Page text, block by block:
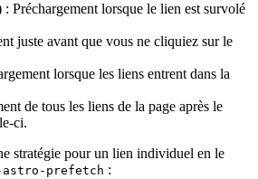
: Préchargement lorsque le lien est survolé
juste avant que vous ne cliquiez sur le
lorsque les liens entrent dans la
de tous les liens de la page après le
ci.
stratégie pour un lien individuel en le
astro-prefetch :